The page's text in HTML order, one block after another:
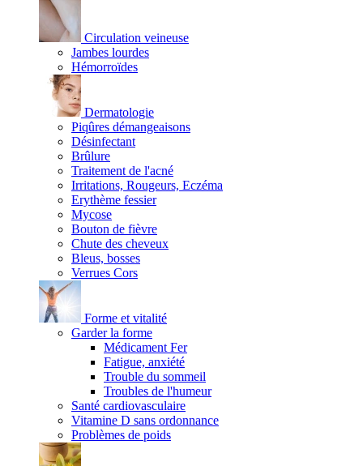
Circulation veineuse
Jambes lourdes
Hémorroïdes
Dermatologie
Piqûres démangeaisons
Désinfectant
Brûlure
Traitement de l'acné
Irritations, Rougeurs, Eczéma
Erythème fessier
Mycose
Bouton de fièvre
Chute des cheveux
Bleus, bosses
Verrues Cors
Forme et vitalité
Garder la forme
Médicament Fer
Fatigue, anxiété
Trouble du sommeil
Troubles de l'humeur
Santé cardiovasculaire
Vitamine D sans ordonnance
Problèmes de poids